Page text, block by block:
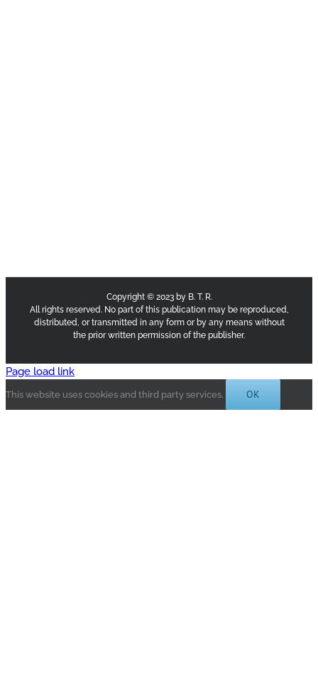
Copyright © 2023 by B. T. R.
All rights reserved. No part of this publication may be reproduced,
distributed, or transmitted in any form or by any means without
the prior written permission of the publisher.
Page load link
This website uses cookies and third party services. OK